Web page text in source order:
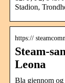
Stadion,
https://
Steam-
Leona
Bla gjennom